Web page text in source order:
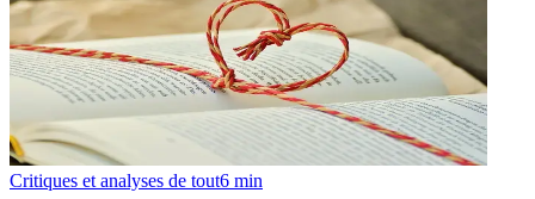
Critiques et analyses de tout6 min